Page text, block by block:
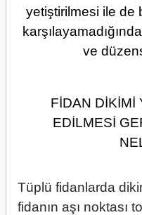
yetiştirilmesi ile de
ve
FİDAN DİKİMİ
EDİLMESİ
Tüplü fidanlarda
fidanın aşı noktası